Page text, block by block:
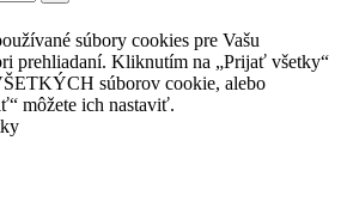
súbory cookies pre Vašu
prehliadaní. Kliknutím na „Prijať všetky“
súborov cookie, alebo
môžete ich nastaviť.